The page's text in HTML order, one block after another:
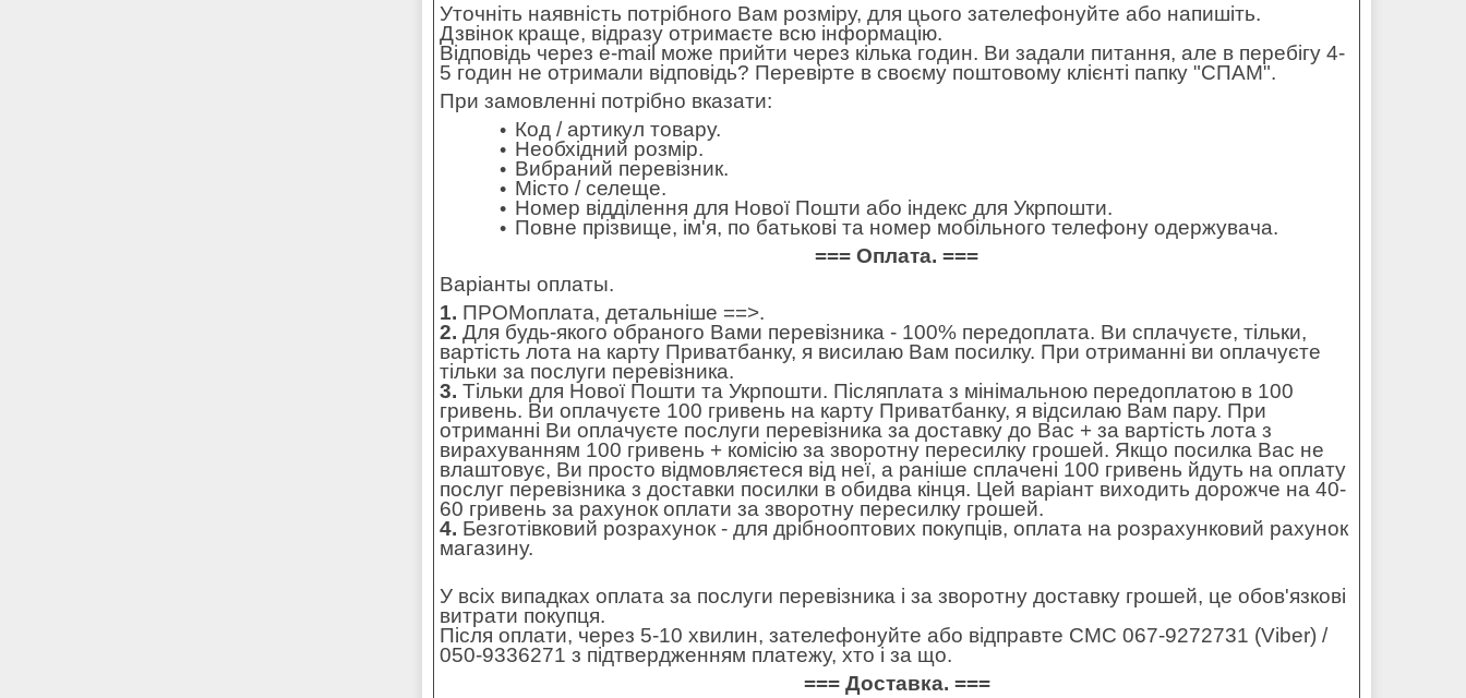
Уточніть наявність потрібного Вам розміру, для цього зателефонуйте або напишіть.
Дзвінок краще, відразу отримаєте всю інформацію.
Відповідь через e-mail може прийти через кілька годин. Ви задали питання, але в перебігу 4-
5 годин не отримали відповідь? Перевірте в своєму поштовому клієнті папку "СПАМ".
При замовленні потрібно вказати:
Код / артикул товару.
Необхідний розмір.
Вибраний перевізник.
Місто / селеще.
Номер відділення для Нової Пошти або індекс для Укрпошти.
Повне прізвище, ім'я, по батькові та номер мобільного телефону одержувача.
=== Оплата. ===
Варіанты оплаты.
1. ПРОМоплата, детальніше ==>.
2. Для будь-якого обраного Вами перевізника - 100% передоплата. Ви сплачуєте, тільки,
вартість лота на карту Приватбанку, я висилаю Вам посилку. При отриманні ви оплачуєте
тільки за послуги перевізника.
3. Тільки для Нової Пошти та Укрпошти. Післяплата з мінімальною передоплатою в 100
гривень. Ви оплачуєте 100 гривень на карту Приватбанку, я відсилаю Вам пару. При
отриманні Ви оплачуєте послуги перевізника за доставку до Вас + за вартість лота з
вирахуванням 100 гривень + комісію за зворотну пересилку грошей. Якщо посилка Вас не
влаштовує, Ви просто відмовляєтеся від неї, а раніше сплачені 100 гривень йдуть на оплату
послуг перевізника з доставки посилки в обидва кінця. Цей варіант виходить дорожче на 40-
60 гривень за рахунок оплати за зворотну пересилку грошей.
4. Безготівковий розрахунок - для дрібнооптових покупців, оплата на розрахунковий рахунок
магазину.
У всіх випадках оплата за послуги перевізника і за зворотну доставку грошей, це обов'язкові
витрати покупця.
Після оплати, через 5-10 хвилин, зателефонуйте або відправте СМС 067-9272731 (Viber) /
050-9336271 з підтвердженням платежу, хто і за що.
=== Доставка. ===